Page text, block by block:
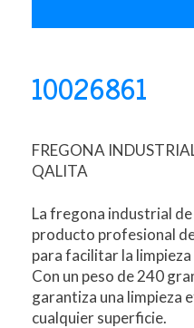
10026861
FREGONA
QALITA
La fregona industrial
producto profesional
para facilitar la
Con un peso de 240
garantiza una limpieza
cualquier superficie.